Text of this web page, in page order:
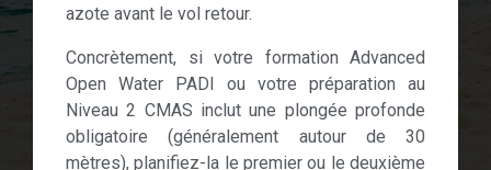
azote avant le vol retour.
Concrètement, si votre formation Advanced
Open Water PADI ou votre préparation au
Niveau 2 CMAS inclut une plongée profonde
obligatoire (généralement autour de 30
mètres), planifiez-la le premier ou le deuxième